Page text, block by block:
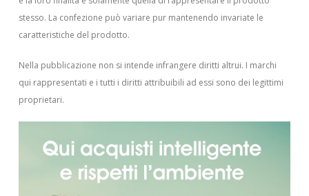
stesso. La confezione può variare pur mantenendo invariate le
caratteristiche del prodotto.
Nella pubblicazione non si intende infrangere diritti altrui. I marchi
qui rappresentati e i tutti i diritti attribuibili ad essi sono dei legittimi
proprietari.